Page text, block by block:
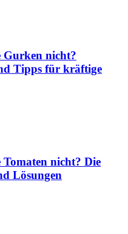
Gurken nicht?
Tipps für kräftige
Tomaten nicht? Die
Lösungen